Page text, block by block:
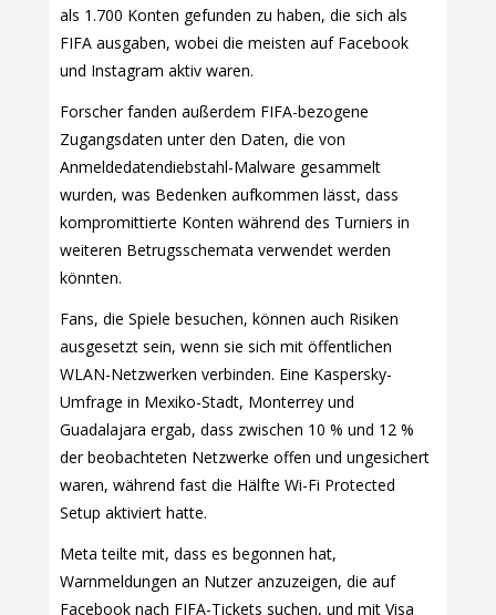
als 1.700 Konten gefunden zu haben, die sich als
FIFA ausgaben, wobei die meisten auf Facebook
und Instagram aktiv waren.
Forscher fanden außerdem FIFA-bezogene
Zugangsdaten unter den Daten, die von
Anmeldedatendiebstahl-Malware gesammelt
wurden, was Bedenken aufkommen lässt, dass
kompromittierte Konten während des Turniers in
weiteren Betrugsschemata verwendet werden
könnten.
Fans, die Spiele besuchen, können auch Risiken
ausgesetzt sein, wenn sie sich mit öffentlichen
WLAN-Netzwerken verbinden. Eine Kaspersky-
Umfrage in Mexiko-Stadt, Monterrey und
Guadalajara ergab, dass zwischen 10 % und 12 %
der beobachteten Netzwerke offen und ungesichert
waren, während fast die Hälfte Wi-Fi Protected
Setup aktiviert hatte.
Meta teilte mit, dass es begonnen hat,
Warnmeldungen an Nutzer anzuzeigen, die auf
Facebook nach FIFA-Tickets suchen, und mit Visa